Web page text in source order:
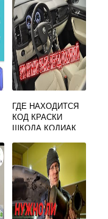
ГДЕ НАХОДИТСЯ
КОД КРАСКИ
ШКОДА КОДИАК